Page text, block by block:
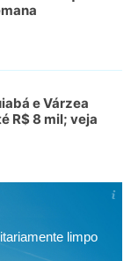
e Várzea
R$ 8 mil; veja
limpo